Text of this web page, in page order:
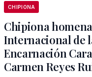
CHIPIONA
Chipiona
Internacional de
Encarnación
Carmen Reyes